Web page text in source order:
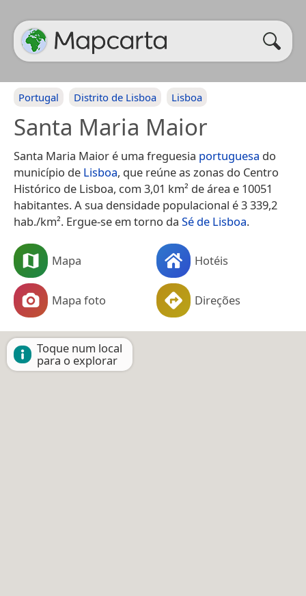
Portugal Distrito de Lisboa Lisboa
Santa Maria Maior
Santa Maria Maior é uma freguesia portuguesa do
município de Lisboa, que reúne as zonas do Centro
Histórico de Lisboa, com 3,01 km² de área e 10051
habitantes. A sua densidade populacional é 3 339,2
hab./km². Ergue-se em torno da Sé de Lisboa.
Mapa Hotéis
Mapa foto Direções
Toque num local
para o explorar